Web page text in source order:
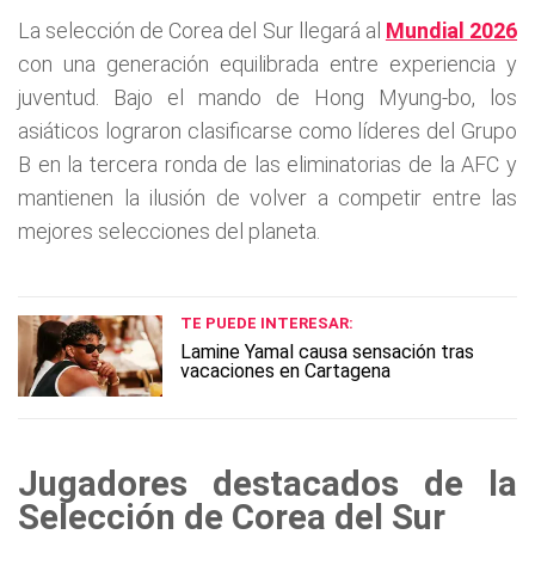
La selección de Corea del Sur llegará al Mundial 2026
con una generación equilibrada entre experiencia y
juventud. Bajo el mando de Hong Myung-bo, los
asiáticos lograron clasificarse como líderes del Grupo
B en la tercera ronda de las eliminatorias de la AFC y
mantienen la ilusión de volver a competir entre las
mejores selecciones del planeta.
TE PUEDE INTERESAR:
Lamine Yamal causa sensación tras
vacaciones en Cartagena
Jugadores destacados de la
Selección de Corea del Sur